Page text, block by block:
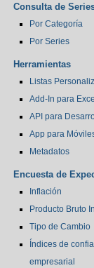
Consulta de
Por Categoría
Por Series
Herramientas
Listas
Add-In para Excel
API para
App para
Metadatos
Encuesta de
Inflación
Producto Bruto
Tipo de Cambio
Índices de
empresarial